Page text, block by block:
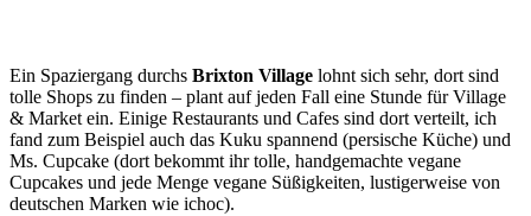
Ein Spaziergang durchs Brixton Village lohnt sich sehr, dort sind
tolle Shops zu finden – plant auf jeden Fall eine Stunde für Village
& Market ein. Einige Restaurants und Cafes sind dort verteilt, ich
fand zum Beispiel auch das Kuku spannend (persische Küche) und
Ms. Cupcake (dort bekommt ihr tolle, handgemachte vegane
Cupcakes und jede Menge vegane Süßigkeiten, lustigerweise von
deutschen Marken wie ichoc).